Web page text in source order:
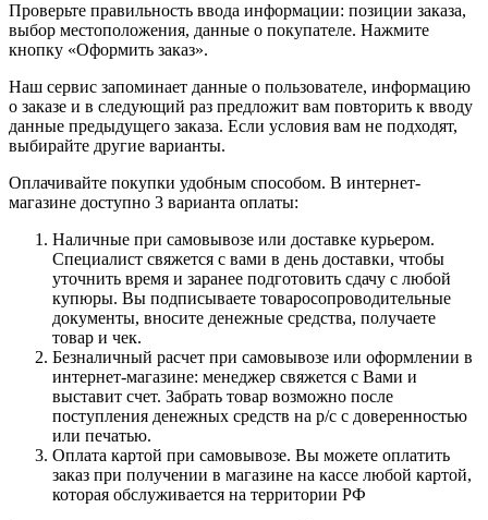
Проверьте правильность ввода информации: позиции заказа,
выбор местоположения, данные о покупателе. Нажмите
кнопку «Оформить заказ».
Наш сервис запоминает данные о пользователе, информацию
о заказе и в следующий раз предложит вам повторить к вводу
данные предыдущего заказа. Если условия вам не подходят,
выбирайте другие варианты.
Оплачивайте покупки удобным способом. В интернет-
магазине доступно 3 варианта оплаты:
Наличные при самовывозе или доставке курьером.
Специалист свяжется с вами в день доставки, чтобы
уточнить время и заранее подготовить сдачу с любой
купюры. Вы подписываете товаросопроводительные
документы, вносите денежные средства, получаете
товар и чек.
Безналичный расчет при самовывозе или оформлении в
интернет-магазине: менеджер свяжется с Вами и
выставит счет. Забрать товар возможно после
поступления денежных средств на р/с с доверенностью
или печатью.
Оплата картой при самовывозе. Вы можете оплатить
заказ при получении в магазине на кассе любой картой,
которая обслуживается на территории РФ